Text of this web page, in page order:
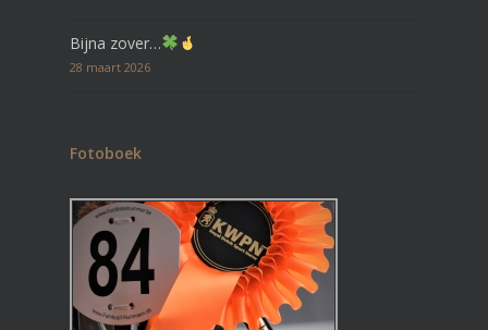
Bijna zover…
28 maart 2026
Fotoboek